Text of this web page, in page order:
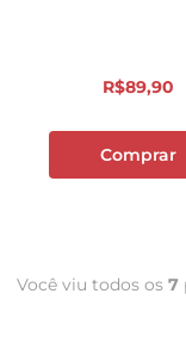
R$89,90
Comprar
Você viu todos os 7